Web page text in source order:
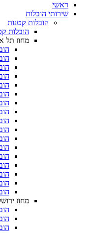
ראשי
שירותי הובלות
הובלות קטנות
הובלות
מחוז תל
מחוז